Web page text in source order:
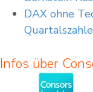
DAX ohne
Infos über